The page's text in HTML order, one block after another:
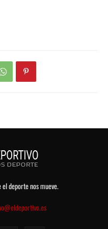
el deporte nos mueve.